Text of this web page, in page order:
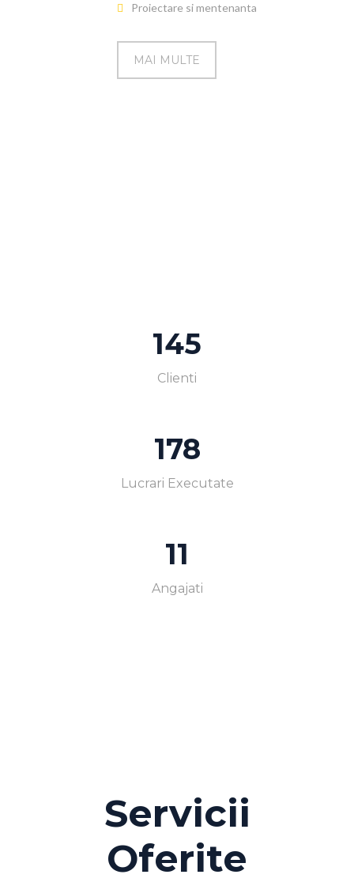
Proiectare si mentenanta
MAI MULTE
145
Clienti
178
Lucrari Executate
11
Angajati
Servicii
Oferite